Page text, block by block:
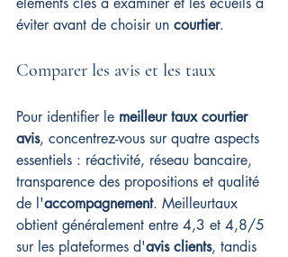
éviter avant de choisir un courtier.
Comparer les avis et les taux
Pour identifier le meilleur taux courtier
avis, concentrez-vous sur quatre aspects
essentiels : réactivité, réseau bancaire,
transparence des propositions et qualité
de l'accompagnement. Meilleurtaux
obtient généralement entre 4,3 et 4,8/5
sur les plateformes d'avis clients, tandis